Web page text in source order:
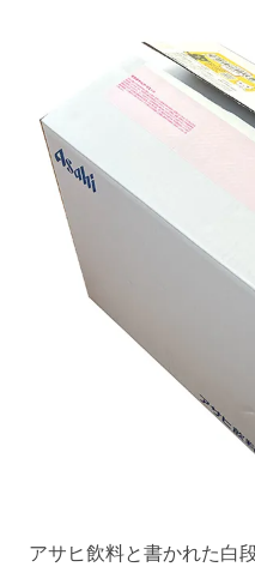
アサヒ飲料と書かれた白